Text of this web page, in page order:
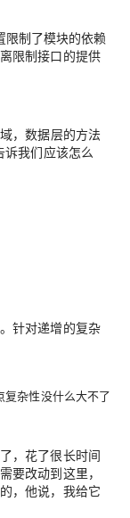
制了模块的依赖
限制接口的提供
，数据层的方法
我们应该怎么
针对递增的复杂
杂性没什么大不了
，花了很长时间
要改动到这里，
，他说， 我给它